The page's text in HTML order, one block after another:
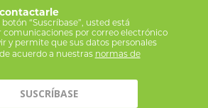
“Suscríbase”, usted está
comunicaciones por correo electrónico
y permite que sus datos personales
acuerdo a nuestras normas de